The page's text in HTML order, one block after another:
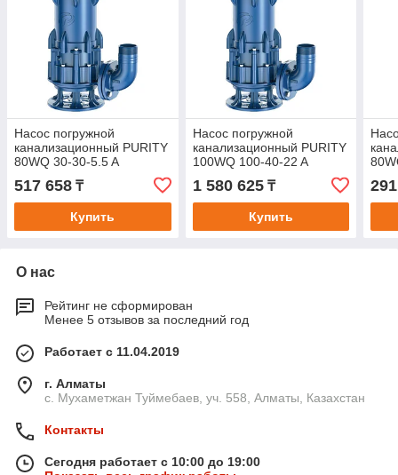
Насос погружной
канализационный PURITY
80WQ 30-30-5.5 A
517 658 ₸
Купить
Насос погружной
канализационный PURITY
100WQ 100-40-22 A
1 580 625₸
Купить
О нас
Рейтинг не сформирован
Менее 5 отзывов за последний год
Работает с 11.04.2019
г. Алматы
с. Мухаметжан Туймебаев, уч. 558, Алматы, Казахстан
Контакты
Сегодня работает с 10:00 до 19:00